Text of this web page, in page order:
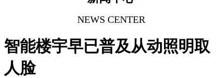
NEWS CENTER
智能楼宇早已普及从动照明取
人脸